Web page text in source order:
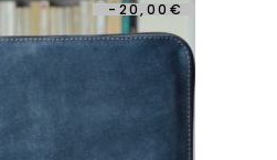
-20,00€